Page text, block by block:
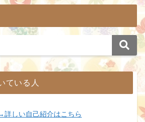
ている人
しい自己紹介はこちら